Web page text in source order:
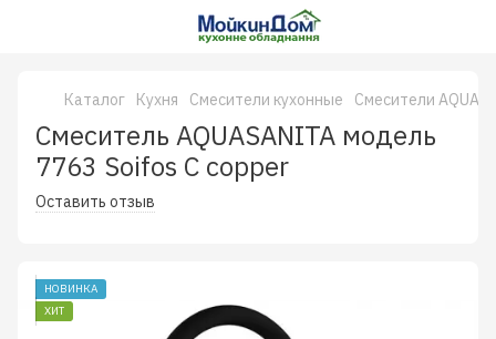
Каталог Кухня Смесители кухонные Смесители
Смеситель AQUASANITA модель
7763 Soifos C copper
Оставить отзыв
НОВИНКА
ХИТ